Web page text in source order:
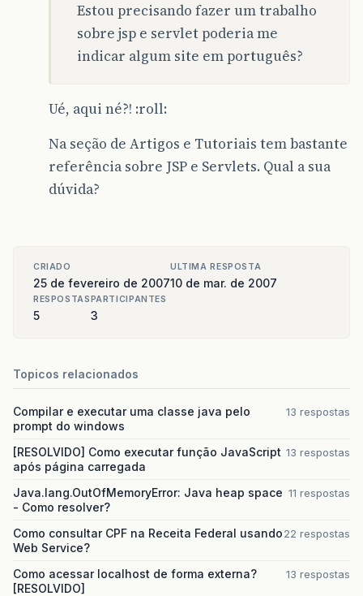
Estou precisando fazer um trabalho
sobre jsp e servlet poderia me
indicar algum site em português?
Ué, aqui né?! :roll:
Na seção de Artigos e Tutoriais tem bastante
referência sobre JSP e Servlets. Qual a sua
dúvida?
CRIADO
25 de fevereiro de 2007
ULTIMA RESPOSTA
10 de mar. de 2007
RESPOSTAS
5
PARTICIPANTES
3
Topicos relacionados
Compilar e executar uma classe java pelo
prompt do windows
13 respostas
[RESOLVIDO] Como executar função JavaScript
após página carregada
13 respostas
Java.lang.OutOfMemoryError: Java heap space
- Como resolver?
11 respostas
Como consultar CPF na Receita Federal usando
Web Service?
22 respostas
Como acessar localhost de forma externa?
[RESOLVIDO]
13 respostas